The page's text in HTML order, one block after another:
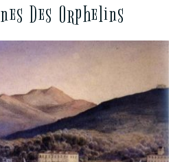
Des Orphelins